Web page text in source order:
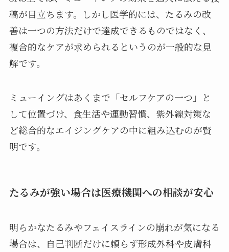
稿が目立ちます。しかし医学的には、たるみの改
善は一つの方法だけで達成できるものではなく、
複合的なケアが求められるというのが一般的な見
解です。
ミューイングはあくまで「セルフケアの一つ」と
して位置づけ、食生活や運動習慣、紫外線対策な
ど総合的なエイジングケアの中に組み込むのが賢
明です。
たるみが強い場合は医療機関への相談が安心
明らかなたるみやフェイスラインの崩れが気になる
場合は、自己判断だけに頼らず形成外科や皮膚科